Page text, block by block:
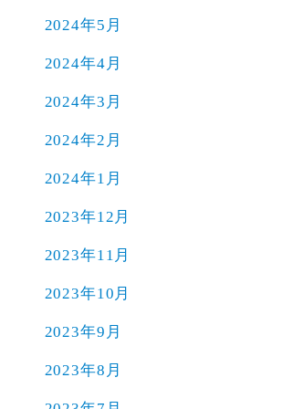
2024年5月
2024年4月
2024年3月
2024年2月
2024年1月
2023年12月
2023年11月
2023年10月
2023年9月
2023年8月